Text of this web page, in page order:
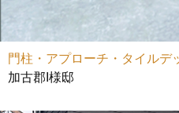
門柱・アプローチ・タイルデ
加古郡I様邸